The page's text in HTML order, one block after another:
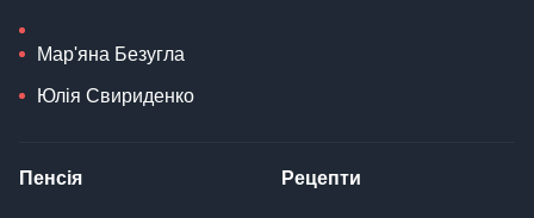
Мар'яна Безугла
Юлія Свириденко
Пенсія Рецепти